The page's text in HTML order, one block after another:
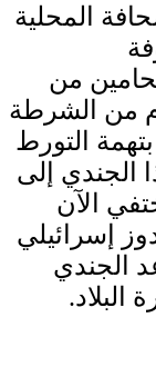
المحلية
لمحامين من
من الشرطة
التورط
الجندي إلى
الآن
إسرائيلي
الجندي
البلاد.